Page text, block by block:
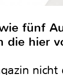
fünf
die hier